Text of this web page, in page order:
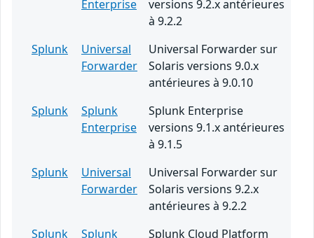
Enterprise
versions 9.2.x antérieures
à 9.2.2
Splunk
Universal
Forwarder
Universal Forwarder sur
Solaris versions 9.0.x
antérieures à 9.0.10
Splunk
Splunk
Enterprise
Splunk Enterprise
versions 9.1.x antérieures
à 9.1.5
Splunk
Universal
Forwarder
Universal Forwarder sur
Solaris versions 9.2.x
antérieures à 9.2.2
Splunk
Splunk
Splunk Cloud Platform